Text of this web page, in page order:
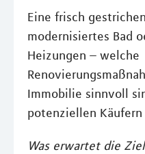
Eine frisch
modernisiertes Bad
Heizungen – welche
Immobilie sinnvoll
potenziellen
Was erwartet die